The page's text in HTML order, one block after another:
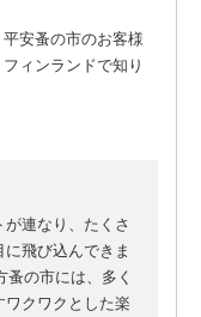
安蚤の市のお客様
ィンランドで知り
しかったです❤️
連なり、たくさ
飛び込んできま
の市には、多く
クワクとした楽